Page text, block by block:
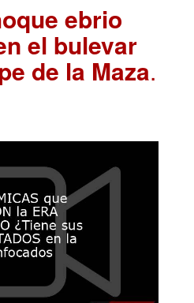
ebrio
el bulevar
de la Maza.